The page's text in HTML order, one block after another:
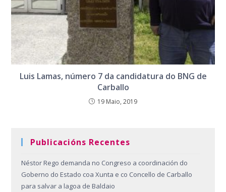
Luis Lamas, número 7 da candidatura do BNG de
Carballo
19 Maio, 2019
Publicacións Recentes
Néstor Rego demanda no Congreso a coordinación do
Goberno do Estado coa Xunta e co Concello de Carballo
para salvar a lagoa de Baldaio